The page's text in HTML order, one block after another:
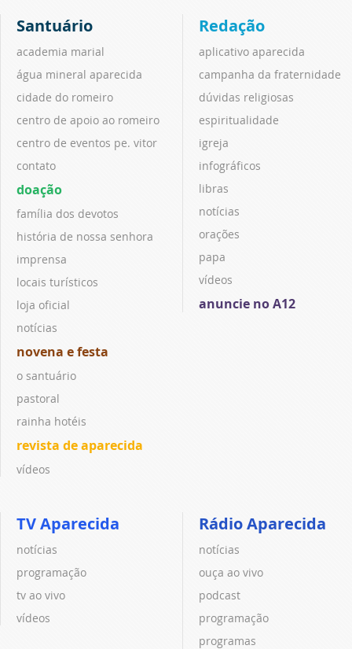
Santuário
academia marial
água mineral aparecida
cidade do romeiro
centro de apoio ao romeiro
centro de eventos pe. vitor
contato
doação
família dos devotos
história de nossa senhora
imprensa
locais turísticos
loja oficial
notícias
novena e festa
o santuário
pastoral
rainha hotéis
revista de aparecida
vídeos
Redação
aplicativo aparecida
campanha da fraternidade
dúvidas religiosas
espiritualidade
igreja
infográficos
libras
notícias
orações
papa
vídeos
anuncie no A12
TV Aparecida
notícias
programação
tv ao vivo
vídeos
Rádio Aparecida
notícias
ouça ao vivo
podcast
programação
programas